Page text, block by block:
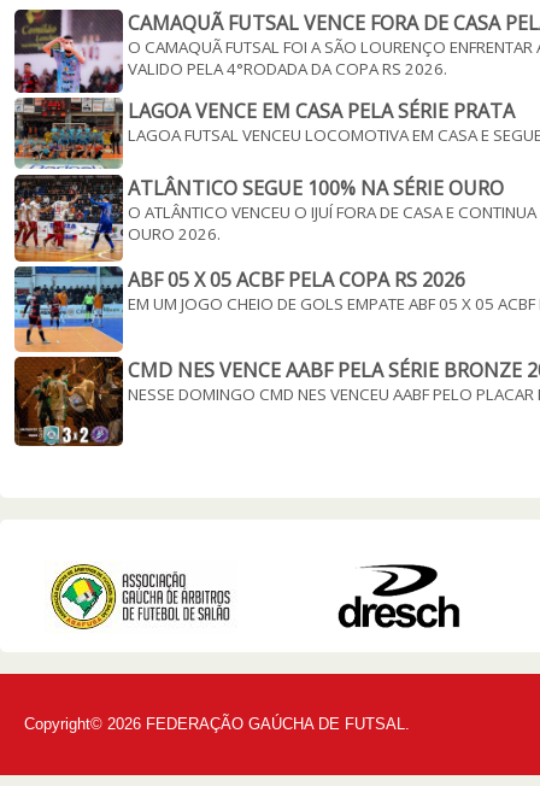
CAMAQUÃ FUTSAL VENCE FORA DE CASA
O CAMAQUÃ FUTSAL FOI A SÃO LOURENÇO
VALIDO PELA 4°RODADA DA COPA RS 2026.
LAGOA VENCE EM CASA PELA SÉRIE PRATA
LAGOA FUTSAL VENCEU LOCOMOTIVA EM CASA E
ATLÂNTICO SEGUE 100% NA SÉRIE OURO
O ATLÂNTICO VENCEU O IJUÍ FORA DE CASA E
OURO 2026.
ABF 05 X 05 ACBF PELA COPA RS 2026
EM UM JOGO CHEIO DE GOLS EMPATE ABF 05 X 05
CMD NES VENCE AABF PELA SÉRIE BRONZE
NESSE DOMINGO CMD NES VENCEU AABF PELO
Copyright© 2026 FEDERAÇÃO GAÚCHA DE FUTSAL.